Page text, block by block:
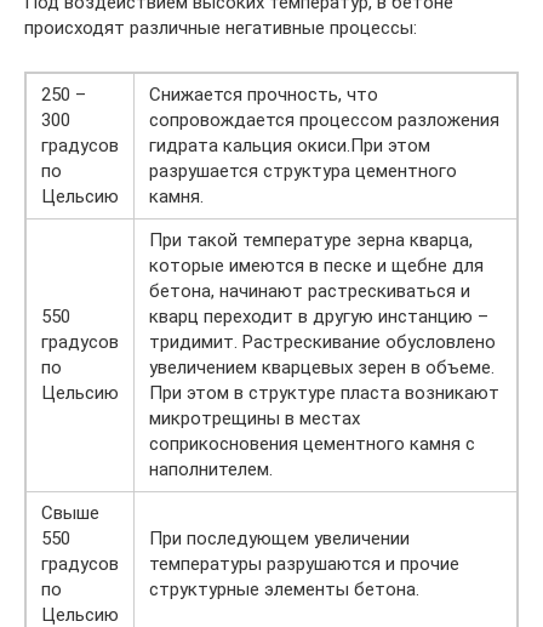
происходят различные негативные процессы:
250 –
300
градусов
по
Цельсию
Снижается прочность, что
сопровождается процессом разложения
гидрата кальция окиси.При этом
разрушается структура цементного
камня.
550
градусов
по
Цельсию
При такой температуре зерна кварца,
которые имеются в песке и щебне для
бетона, начинают растрескиваться и
кварц переходит в другую инстанцию –
тридимит. Растрескивание обусловлено
увеличением кварцевых зерен в объеме.
При этом в структуре пласта возникают
микротрещины в местах
соприкосновения цементного камня с
наполнителем.
Свыше
550
градусов
по
Цельсию
При последующем увеличении
температуры разрушаются и прочие
структурные элементы бетона.